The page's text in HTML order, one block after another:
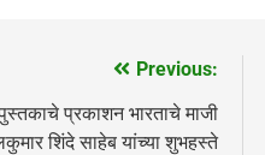
Previous:
प्रकाशन भारताचे माजी
शिंदे साहेब यांच्या शुभहस्ते